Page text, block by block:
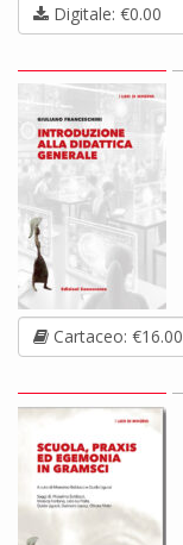
Digitale: €0.00
Cartaceo: €16.00